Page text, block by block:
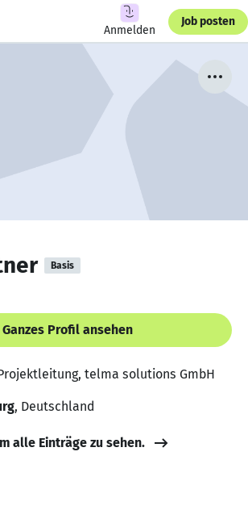
Anmelden
Job posten
Basis
Ganzes Profil ansehen
telma solutions GmbH
, Deutschland
alle Einträge zu sehen.